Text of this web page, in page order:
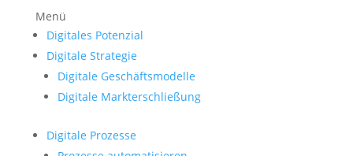
Menü
Digitales Potenzial
Digitale Strategie
Digitale Geschäftsmodelle
Digitale Markterschließung
Digitale Prozesse